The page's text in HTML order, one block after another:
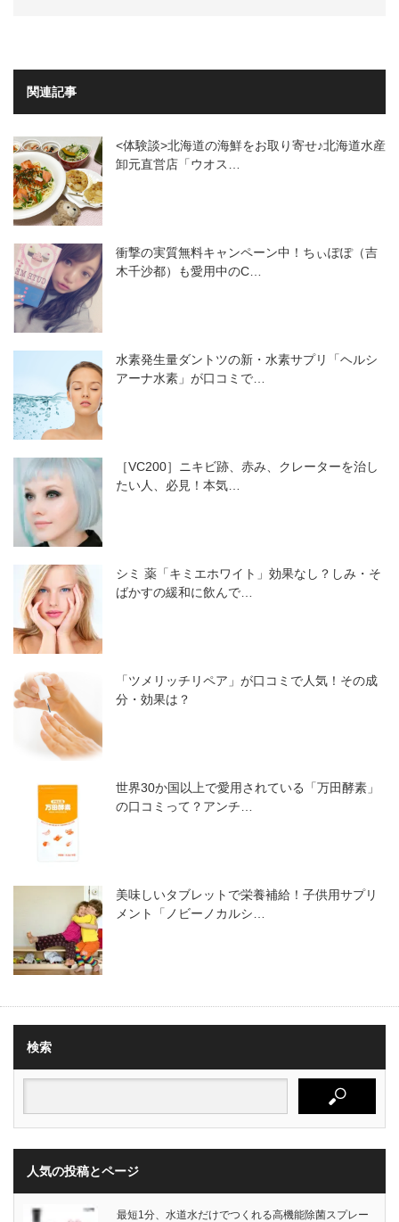
関連記事
<体験談>北海道の海鮮をお取り寄せ♪北海道水産
卸元直営店「ウオス…
衝撃の実質無料キャンペーン中！ちぃぽぽ（吉
木千沙都）も愛用中のC…
水素発生量ダントツの新・水素サプリ「ヘルシ
アーナ水素」が口コミで…
［VC200］ニキビ跡、赤み、クレーターを治し
たい人、必見！本気…
シミ 薬「キミエホワイト」効果なし？しみ・そ
ばかすの緩和に飲んで…
「ツメリッチリペア」が口コミで人気！その成
分・効果は？
世界30か国以上で愛用されている「万田酵素」
の口コミって？アンチ…
美味しいタブレットで栄養補給！子供用サプリ
メント「ノビーノカルシ…
検索
人気の投稿とページ
最短1分、水道水だけでつくれる高機能除菌スプレー